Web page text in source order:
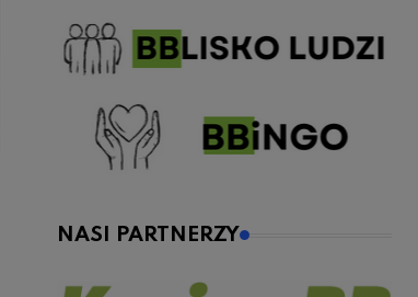
NASI PARTNERZY